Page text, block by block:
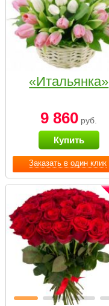
Заказать в один клик
«Итальянка»
9 860 руб.
Купить